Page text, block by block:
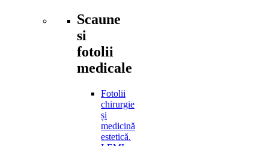
Scaune
si
fotolii
medicale
Fotolii
chirurgie
și
medicină
estetică.